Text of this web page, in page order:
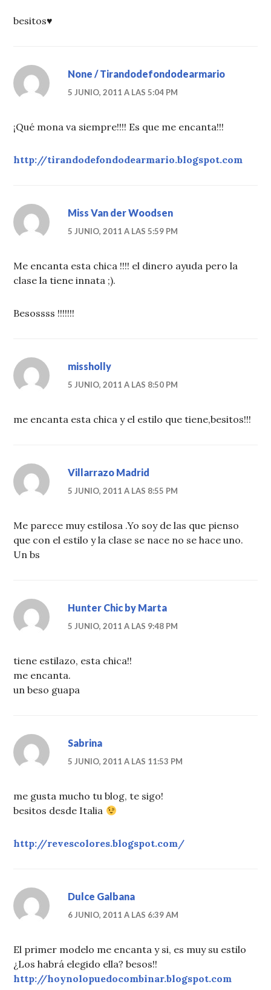
besitos♥
None / Tirandodefondodearmario
5 JUNIO, 2011 A LAS 5:04 PM
¡Qué mona va siempre!!!! Es que me encanta!!!
http://tirandodefondodearmario.blogspot.com
Miss Van der Woodsen
5 JUNIO, 2011 A LAS 5:59 PM
Me encanta esta chica !!!! el dinero ayuda pero la
clase la tiene innata ;).
Besossss !!!!!!!
missholly
5 JUNIO, 2011 A LAS 8:50 PM
me encanta esta chica y el estilo que tiene,besitos!!!
Villarrazo Madrid
5 JUNIO, 2011 A LAS 8:55 PM
Me parece muy estilosa .Yo soy de las que pienso
que con el estilo y la clase se nace no se hace uno.
Un bs
Hunter Chic by Marta
5 JUNIO, 2011 A LAS 9:48 PM
tiene estilazo, esta chica!!
me encanta.
un beso guapa
Sabrina
5 JUNIO, 2011 A LAS 11:53 PM
me gusta mucho tu blog, te sigo!
besitos desde Italia
http://revescolores.blogspot.com/
Dulce Galbana
6 JUNIO, 2011 A LAS 6:39 AM
El primer modelo me encanta y si, es muy su estilo
¿Los habrá elegido ella? besos!!
http://hoynolopuedocombinar.blogspot.com